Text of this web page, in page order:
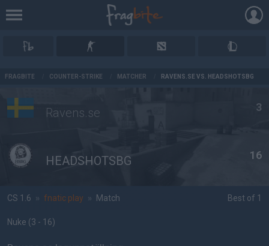
FRAGBITE COUNTER-STRIKE MATCHER RAVENS.SE VS. HEADSHOTSBG
Ravens.se 3
HEADSHOTSBG 16
CS 1.6 » fnatic play » Match Best of 1
Nuke (3 - 16)